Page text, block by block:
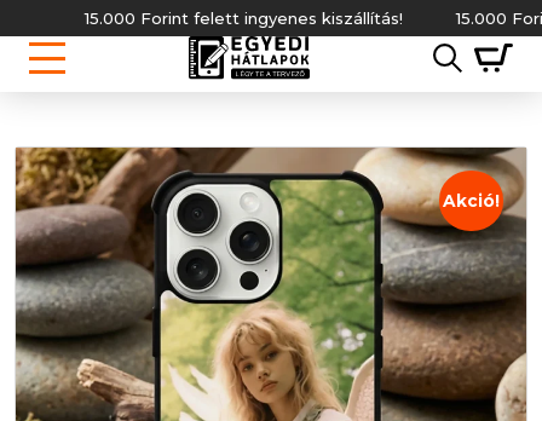
15.000 Forint felett ingyenes kiszállítás! 15.000 Forint
Akció!